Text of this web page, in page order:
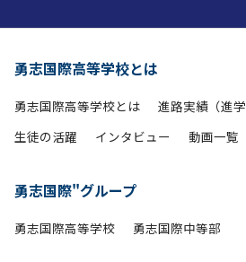
勇志国際高等学校とは
勇志国際高等学校とは
進路実績（進学
生徒の活躍
インタビュー 動画一覧
勇志国際"グループ
勇志国際高等学校 勇志国際中等部